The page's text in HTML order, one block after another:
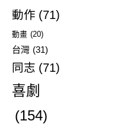
動作 (71)
動畫 (20)
台灣 (31)
同志 (71)
喜劇
(154)